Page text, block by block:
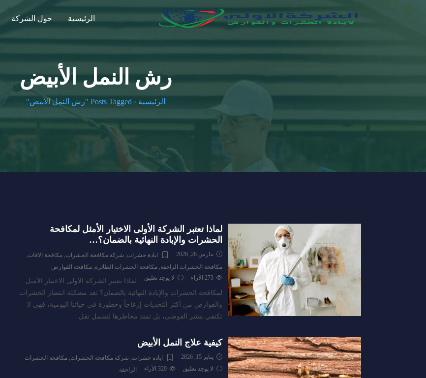
الرئيسية حول الشركة
رش النمل الأبيض
الرئيسية › Posts Tagged "رش النمل الأبيض"
لماذا تعتبر الشركة الأولى الاختيار الأمثل لمكافحة
الحشرات والإبادة النهائية بالضمان؟…
مارس 28, 2026 ابادة حشرات, شركة مكافحة الحشرات, مكافحة الافات,
مكافحة الحشرات الزاحفة, مكافحة الحشرات الطائرة, مكافحة القوارض
لا يوجد تعليق
الآراء
لماذا تعتبر الشركة الأولى الاختيار الأمثل
لمكافحة الحشرات والإبادة النهائية بالضمان؟ تعد مشكلة انتشار الحشرات
والقوارض من أكثر التحديات إزعاجاً وخطورة في حياتنا اليومية، فهي لا
تكتفي بنشر الفوضى، بل تمتد مخاطرها لتشمل نقل
كيفية علاج النمل الأبيض
يناير 15, 2026 ابادة حشرات, شركة مكافحة الحشرات, مكافحة الحشرات
الزاحفة
لا يوجد تعليق الآراء